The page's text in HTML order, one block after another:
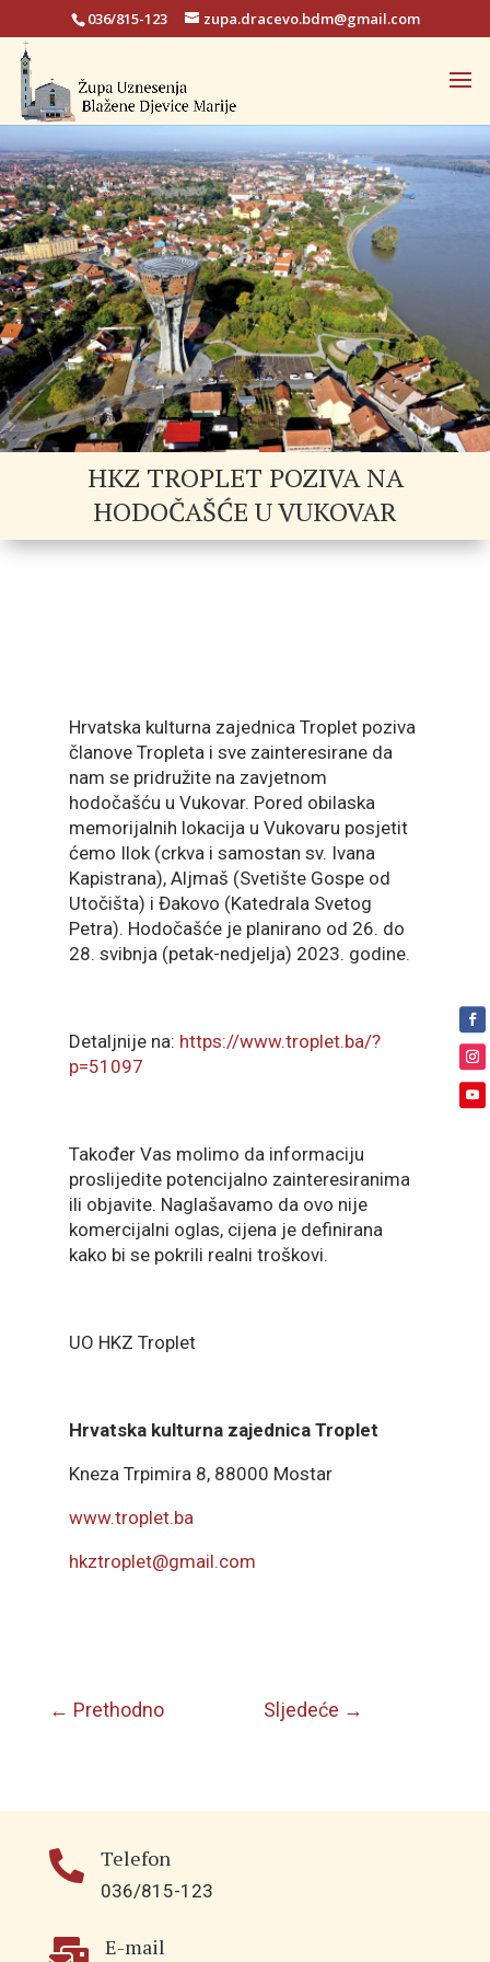
036/815-123 zupa.dracevo.bdm@gmail.com
HKZ TROPLET POZIVA NA
HODOČAŠĆE U VUKOVAR
Hrvatska kulturna zajednica Troplet poziva
članove Tropleta i sve zainteresirane da
nam se pridružite na zavjetnom
hodočašću u Vukovar. Pored obilaska
memorijalnih lokacija u Vukovaru posjetit
ćemo Ilok (crkva i samostan sv. Ivana
Kapistrana), Aljmaš (Svetište Gospe od
Utočišta) i Đakovo (Katedrala Svetog
Petra). Hodočašće je planirano od 26. do
28. svibnja (petak-nedjelja) 2023. godine.
Detaljnije na: https://www.troplet.ba/?
p=51097
Također Vas molimo da informaciju
proslijedite potencijalno zainteresiranima
ili objavite. Naglašavamo da ovo nije
komercijalni oglas, cijena je definirana
kako bi se pokrili realni troškovi.
UO HKZ Troplet
Hrvatska kulturna zajednica Troplet
Kneza Trpimira 8, 88000 Mostar
www.troplet.ba
hkztroplet@gmail.com
← Prethodno Sljedeće →
 Telefon
036/815-123
 E-mail